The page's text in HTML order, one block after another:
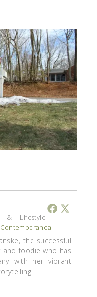
& Lifestyle
the successful
and foodie who has
with her vibrant